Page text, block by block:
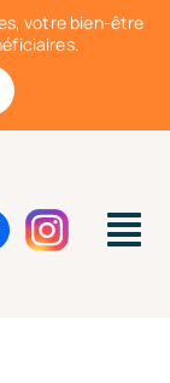
votre bien-être